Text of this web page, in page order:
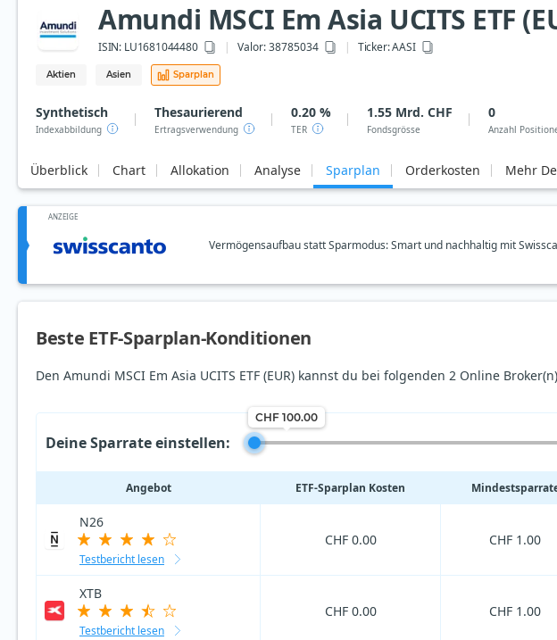
Amundi MSCI Em Asia UCITS ETF
ISIN: LU1681044480 Valor: 38785034 Ticker:AASI
Aktien Asien Sparplan
Synthetisch
Indexabbildung
Thesaurierend
Ertragsverwendung
0.20 %
TER
1.55 Mrd. CHF
Fondsgrösse
0
Anzahl
Überblick Chart Allokation Analyse Sparplan Orderkosten Mehr
ANZEIGE
Vermögensaufbau statt Sparmodus: Smart und nachhaltig mit
Beste ETF-Sparplan-Konditionen
Den Amundi MSCI Em Asia UCITS ETF (EUR) kannst du bei folgenden 2 Online
Deine Sparrate einstellen:
CHF 100.00
Angebot ETF‑Sparplan Kosten
N26
Testbericht lesen
CHF 0.00 CHF 1.00
XTB
Testbericht lesen
CHF 0.00 CHF 1.00